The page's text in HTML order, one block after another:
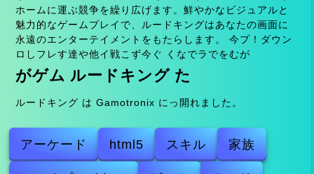
ホームに運ぶ競争を繰り広げます。鮮やかなビジュアルと
魅力的なゲームプレイで、ルードキングはあなたの画面に
永遠のエンターテイメントをもたらします。 今プ！ダウン
ロしフレす達や他イ戦こず今ぐ くなでラでをむが
がゲム ルードキング た
ルードキング は Gamotronix にっ開れました。
アーケード html5 スキル 家族